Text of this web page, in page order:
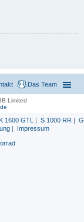
Das Team
Limited
K 1600 GTL | S 1000 RR | G
| Impressum